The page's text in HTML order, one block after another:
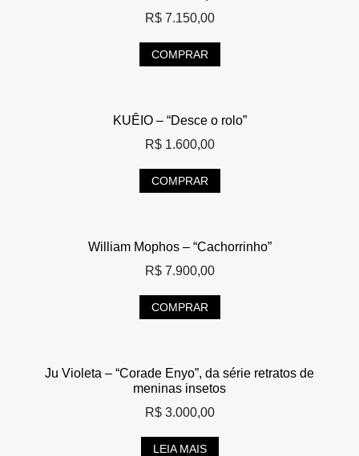
R$7.150,00
COMPRAR
KUÊIO – “Desce o rolo”
R$1.600,00
COMPRAR
William Mophos – “Cachorrinho”
R$7.900,00
COMPRAR
Ju Violeta – “Corade Enyo”, da série retratos de
meninas insetos
R$3.000,00
LEIA MAIS